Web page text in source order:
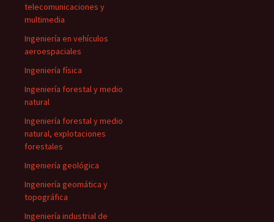
telecomunicaciones y
multimedia
Ingeniería en vehículos
aeroespaciales
Ingeniería física
Ingeniería forestal y medio
natural
Ingeniería forestal y medio
natural, explotaciones
forestales
Ingeniería geológica
Ingeniería geomática y
topográfica
Ingeniería industrial de